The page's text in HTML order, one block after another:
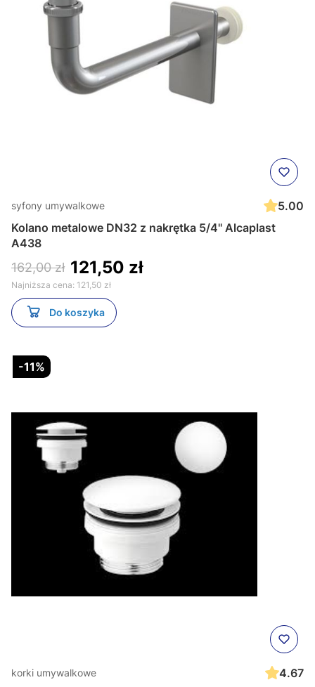
syfony umywalkowe
5.00
Kolano metalowe DN32 z nakrętka 5/4'' Alcaplast
A438
162,00 zł 121,50 zł
Najniższa cena: 121,50 zł
Do koszyka
-11%
korki umywalkowe
4.67